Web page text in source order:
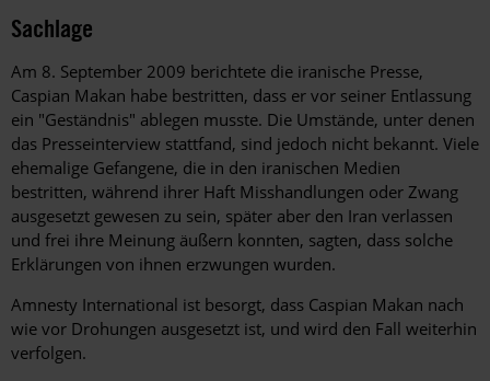
Sachlage
Am 8. September 2009 berichtete die iranische Presse,
Caspian Makan habe bestritten, dass er vor seiner Entlassung
ein "Geständnis" ablegen musste. Die Umstände, unter denen
das Presseinterview stattfand, sind jedoch nicht bekannt. Viele
ehemalige Gefangene, die in den iranischen Medien
bestritten, während ihrer Haft Misshandlungen oder Zwang
ausgesetzt gewesen zu sein, später aber den Iran verlassen
und frei ihre Meinung äußern konnten, sagten, dass solche
Erklärungen von ihnen erzwungen wurden.
Amnesty International ist besorgt, dass Caspian Makan nach
wie vor Drohungen ausgesetzt ist, und wird den Fall weiterhin
verfolgen.